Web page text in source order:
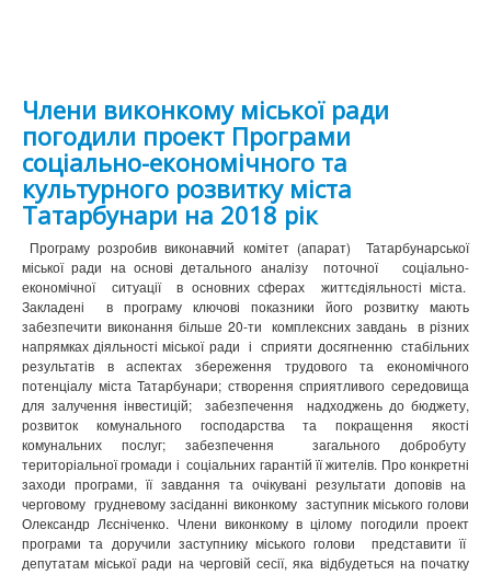
Члени виконкому міської ради
погодили проект Програми
соціально-економічного та
культурного розвитку міста
Татарбунари на 2018 рік
Програму розробив виконавчий комітет (апарат) Татарбунарської
міської ради на основі детального аналізу поточної соціально-
економічної ситуації в основних сферах життєдіяльності міста.
Закладені в програму ключові показники його розвитку мають
забезпечити виконання більше 20-ти комплексних завдань в різних
напрямках діяльності міської ради і сприяти досягненню стабільних
результатів в аспектах збереження трудового та економічного
потенціалу міста Татарбунари; створення сприятливого середовища
для залучення інвестицій; забезпечення надходжень до бюджету,
розвиток комунального господарства та покращення якості
комунальних послуг; забезпечення загального добробуту
територіальної громади і соціальних гарантій її жителів. Про конкретні
заходи програми, її завдання та очікувані результати доповів на
черговому грудневому засіданні виконкому заступник міського голови
Олександр Лєсніченко. Члени виконкому в цілому погодили проект
програми та доручили заступнику міського голови представити її
депутатам міської ради на черговій сесії, яка відбудеться на початку